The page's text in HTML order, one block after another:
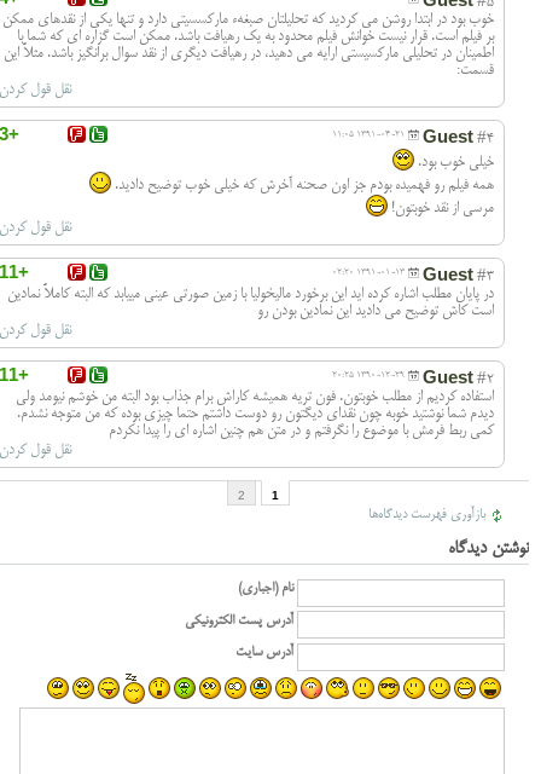
خوب بود در ابتدا روشن می کردید که تحلیلتان صبغهء مارکسسیتی دارد و تنها یکی از نقدهای ممکن
بر فیلم است. قرار نیست خوانش فیلم محدود به یک رهیافت باشد. ممکن است گزاره ای که شما با
اطمینان در تحلیلی مارکسیستی ارایه می دهید، در رهیافت دیگری از نقد سوال برانگیز باشد. مثلاً این
قسمت:
نقل قول کردن
+3 #4
Guest
1391-04-21 11:05
خیلی خوب بود.
همه فیلم رو فهمیده بودم جز اون صحنه آخرش که خیلی خوب توضیح دادید.
مرسی از نقد خوبتون!
نقل قول کردن
+11 #3
Guest
1391-01-13 02:20
در پایان مطلب اشاره کرده اید این برخورد مالیخولیا با زمین صورتی عینی می یابد که البته کاملاً نمادین
است کاش توضیح می دادید این نمادین بودن رو
نقل قول کردن
+11 #2
Guest
1390-12-29 20:25
استفاده کردیم از مطلب خوبتون. فون تریه همیشه کاراش برام جذاب بود البته من خوشم نیومد ولی
دیدم شما نوشتید خوبه چون نقدای دیگتون رو دوست داشتم حتما چیزی بوده که من متوجه نشدم.
کمی ربط فرمش با موضوع را نگرفتم و در متن هم چنین اشاره ای را پیدا نکردم
نقل قول کردن
1
2
بازآوری فهرست دیدگاه‌ها
نوشتن دیدگاه
نام (اجباری)
آدرس پست الکترونیکی
آدرس سایت